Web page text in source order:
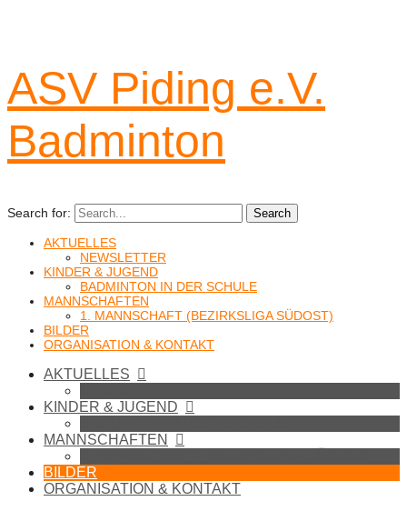
ASV Piding e.V.
Badminton
Search for: Search
AKTUELLES
NEWSLETTER
KINDER & JUGEND
BADMINTON IN DER SCHULE
MANNSCHAFTEN
1. MANNSCHAFT (BEZIRKSLIGA SÜDOST)
BILDER
ORGANISATION & KONTAKT
AKTUELLES
KINDER & JUGEND
MANNSCHAFTEN
BILDER
ORGANISATION & KONTAKT